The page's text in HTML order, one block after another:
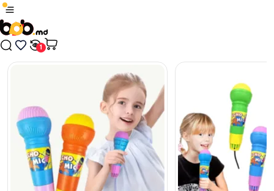
În cazul în care jucăria nu corespunde ca calitate, este defectă
Plăți sigure cu card bancar, prin platforma MAIB, fără
comisioane, indiferent de banca ta.
Nici un rezultat găsit
Produsul a fost adăugat în coș
Continuă cumpărăturile